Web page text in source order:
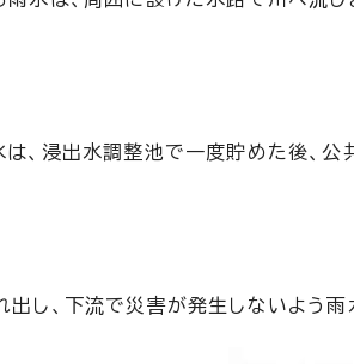
、浸出水調整池で一度貯めた後、公
し、下流で災害が発生しないよう